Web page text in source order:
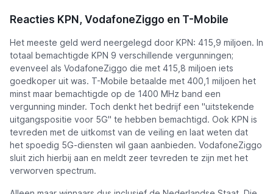
Reacties KPN, VodafoneZiggo en T-Mobile
Het meeste geld werd neergelegd door KPN: 415,9 miljoen. In
totaal bemachtigde KPN 9 verschillende vergunningen;
evenveel als VodafoneZiggo die met 415,8 miljoen iets
goedkoper uit was. T-Mobile betaalde met 400,1 miljoen het
minst maar bemachtigde op de 1400 MHz band een
vergunning minder. Toch denkt het bedrijf een "uitstekende
uitgangspositie voor 5G" te hebben bemachtigd. Ook KPN is
tevreden met de uitkomst van de veiling en laat weten dat
het spoedig 5G-diensten wil gaan aanbieden. VodafoneZiggo
sluit zich hierbij aan en meldt zeer tevreden te zijn met het
verworven spectrum.